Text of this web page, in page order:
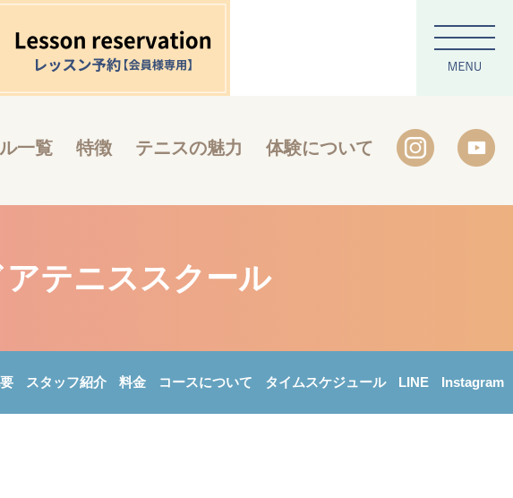
一覧 特徴 テニスの魅力 体験について
テニススクール
スタッフ紹介 料金 コースについて タイムスケジュール LINE Instagram